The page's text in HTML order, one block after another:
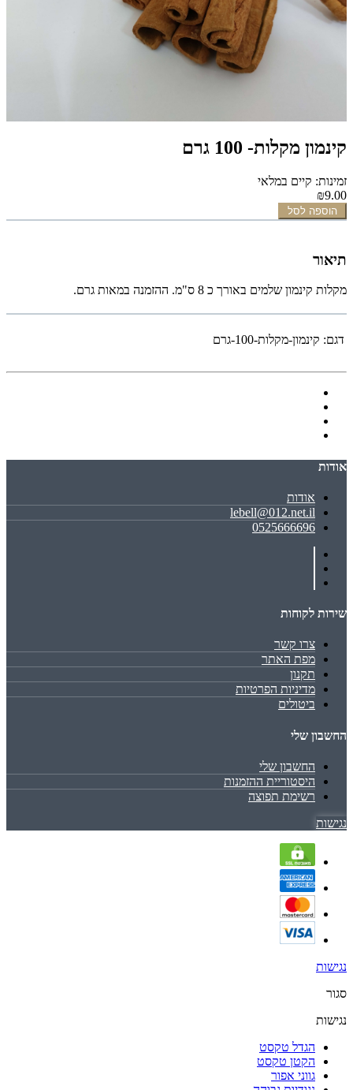
קינמון מקלות- 100 גרם
זמינות: קיים במלאי
₪9.00
הוספה לסל
תיאור
מקלות קינמון שלמים באורך כ 8 ס"מ. ההזמנה במאות גרם.
דגם: קינמון-מקלות-100-גרם
אודות
אודות
lebell@012.net.il
0525666696
שירות לקוחות
צרו קשר
מפת האתר
תקנון
מדיניות הפרטיות
ביטולים
החשבון שלי
החשבון שלי
היסטוריית ההזמנות
רשימת תפוצה
נגישות
נגישות
סגור
נגישות
הגדל טקסט
הקטן טקסט
גווני אפור